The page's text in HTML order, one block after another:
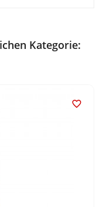
Kategorie:
